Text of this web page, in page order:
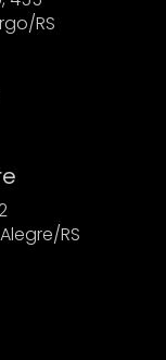
RS
RS